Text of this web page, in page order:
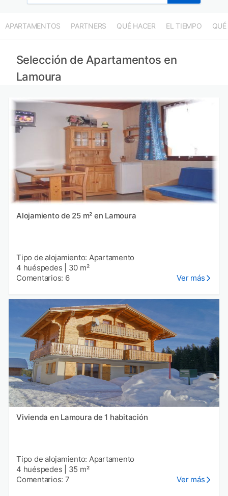
APARTAMENTOS PARTNERS QUÉ HACER EL TIEMPO QUÉ
Selección de Apartamentos en
Lamoura
Alojamiento de 25 m² en Lamoura
Tipo de alojamiento: Apartamento
4 huéspedes
30 m²
Comentarios: 6
Ver más
Vivienda en Lamoura de 1 habitación
Tipo de alojamiento: Apartamento
4 huéspedes
35 m²
Comentarios: 7
Ver más